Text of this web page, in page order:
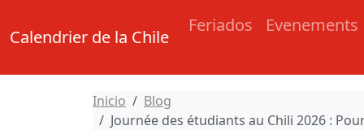
Calendrier de la Chile
Feriados Evenements
Inicio
Blog
Journée des étudiants au Chili 2026 :